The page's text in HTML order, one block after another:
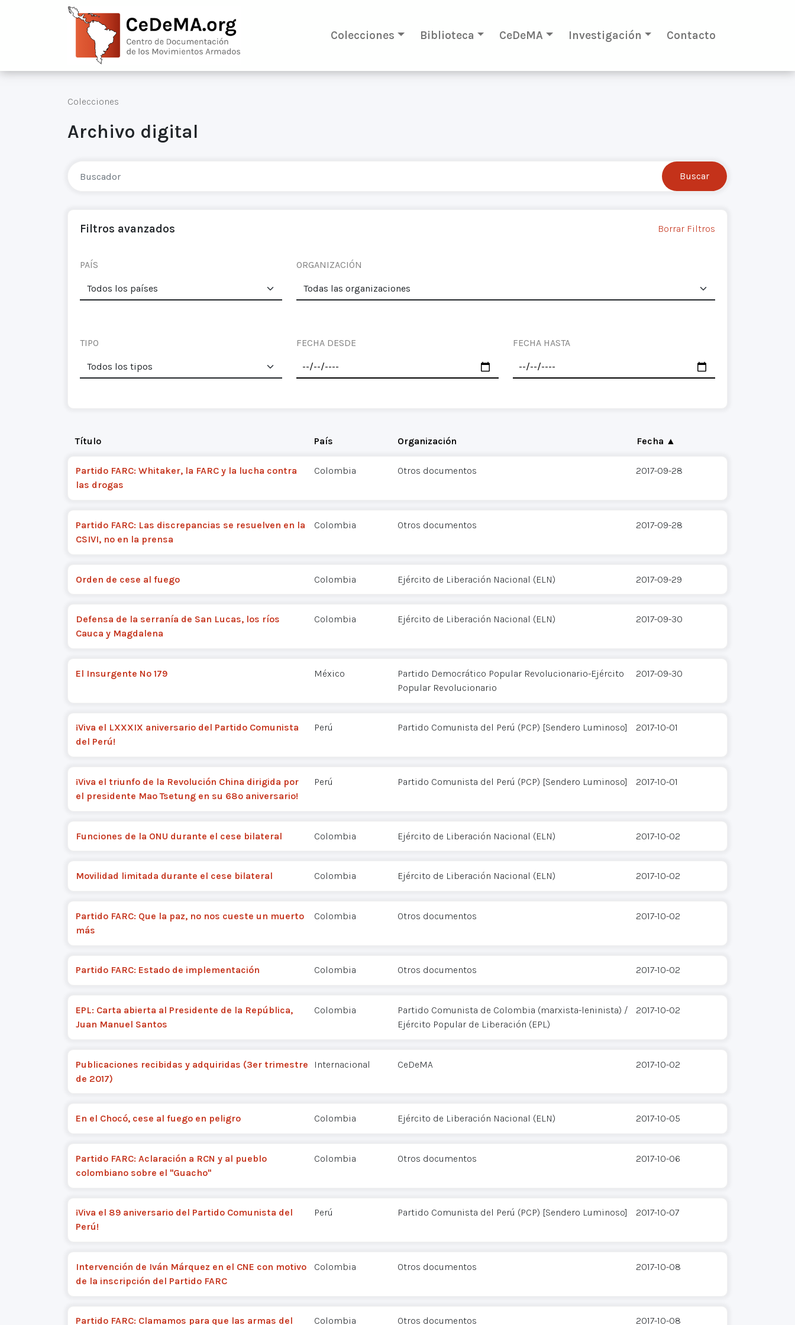
Colecciones Biblioteca CeDeMA Investigación Contacto
Colecciones
Archivo digital
Filtros avanzados Borrar Filtros
PAÍS ORGANIZACIÓN
TIPO FECHA DESDE FECHA HASTA
Título País Organización Fecha ▲
Partido FARC: Whitaker, la FARC y la lucha contra
las drogas
Colombia Otros documentos 2017-09-28
Partido FARC: Las discrepancias se resuelven en la
CSIVI, no en la prensa
Colombia Otros documentos 2017-09-28
Orden de cese al fuego Colombia Ejército de Liberación Nacional (ELN) 2017-09-29
Defensa de la serranía de San Lucas, los ríos
Cauca y Magdalena
Colombia Ejército de Liberación Nacional (ELN) 2017-09-30
El Insurgente Nº 179 México
Partido Democrático Popular Revolucionario-Ejército
Popular Revolucionario
2017-09-30
¡Viva el LXXXIX aniversario del Partido Comunista
del Perú!
Perú Partido Comunista del Perú (PCP) [Sendero Luminoso] 2017-10-01
¡Viva el triunfo de la Revolución China dirigida por
el presidente Mao Tsetung en su 68º aniversario!
Perú Partido Comunista del Perú (PCP) [Sendero Luminoso] 2017-10-01
Funciones de la ONU durante el cese bilateral Colombia Ejército de Liberación Nacional (ELN) 2017-10-02
Movilidad limitada durante el cese bilateral Colombia Ejército de Liberación Nacional (ELN) 2017-10-02
Partido FARC: Que la paz, no nos cueste un muerto
más
Colombia Otros documentos 2017-10-02
Partido FARC: Estado de implementación Colombia Otros documentos 2017-10-02
EPL: Carta abierta al Presidente de la República,
Juan Manuel Santos
Colombia
Partido Comunista de Colombia (marxista-leninista) /
Ejército Popular de Liberación (EPL)
2017-10-02
Publicaciones recibidas y adquiridas (3er trimestre
de 2017)
Internacional CeDeMA 2017-10-02
En el Chocó, cese al fuego en peligro Colombia Ejército de Liberación Nacional (ELN) 2017-10-05
Partido FARC: Aclaración a RCN y al pueblo
colombiano sobre el "Guacho"
Colombia Otros documentos 2017-10-06
¡Viva el 89 aniversario del Partido Comunista del
Perú!
Perú Partido Comunista del Perú (PCP) [Sendero Luminoso] 2017-10-07
Intervención de Iván Márquez en el CNE con motivo
de la inscripción del Partido FARC
Colombia Otros documentos 2017-10-08
Partido FARC: Clamamos para que las armas del Colombia Otros documentos 2017-10-08